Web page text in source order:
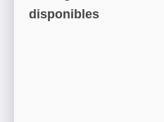
disponibles